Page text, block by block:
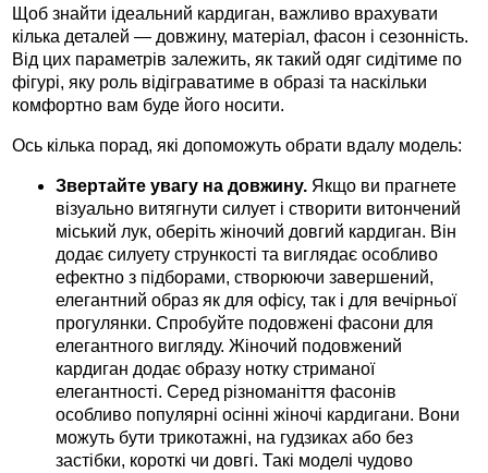
Щоб знайти ідеальний кардиган, важливо врахувати
кілька деталей — довжину, матеріал, фасон і сезонність.
Від цих параметрів залежить, як такий одяг сидітиме по
фігурі, яку роль відіграватиме в образі та наскільки
комфортно вам буде його носити.
Ось кілька порад, які допоможуть обрати вдалу модель:
Звертайте увагу на довжину. Якщо ви прагнете
візуально витягнути силует і створити витончений
міський лук, оберіть жіночий довгий кардиган. Він
додає силуету стрункості та виглядає особливо
ефектно з підборами, створюючи завершений,
елегантний образ як для офісу, так і для вечірньої
прогулянки. Спробуйте подовжені фасони для
елегантного вигляду. Жіночий подовжений
кардиган додає образу нотку стриманої
елегантності. Серед різноманіття фасонів
особливо популярні осінні жіночі кардигани. Вони
можуть бути трикотажні, на гудзиках або без
застібки, короткі чи довгі. Такі моделі чудово